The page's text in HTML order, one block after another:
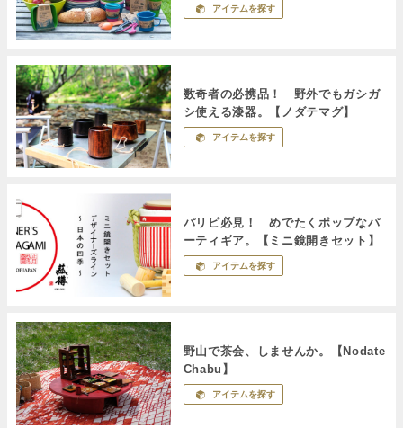
アイテムを探す
数奇者の必携品！ 野外でもガシガ
シ使える漆器。【ノダテマグ】
アイテムを探す
パリピ必見！ めでたくポップなパ
ーティギア。【ミニ鏡開きセット】
アイテムを探す
野山で茶会、しませんか。【Nodate
Chabu】
アイテムを探す